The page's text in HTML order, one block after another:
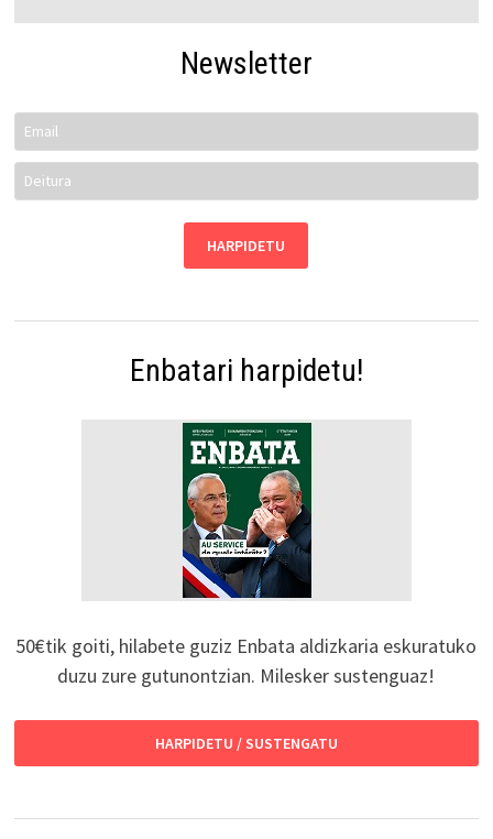
Newsletter
Enbatari harpidetu!
50€tik goiti, hilabete guziz Enbata aldizkaria eskuratuko
duzu zure gutunontzian. Milesker sustenguaz!
HARPIDETU / SUSTENGATU